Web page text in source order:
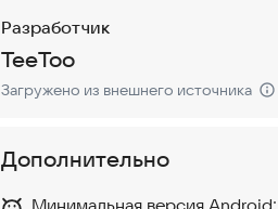
Разработчик
TeeToo
Загружено из внешнего источника
Дополнительно
Минимальная версия Android: